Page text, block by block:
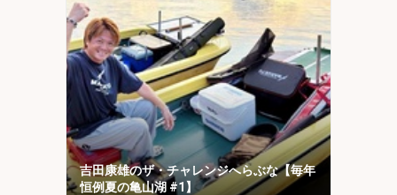
吉田康雄のザ・チャレンジへらぶな【毎年
恒例夏の亀山湖 #1】